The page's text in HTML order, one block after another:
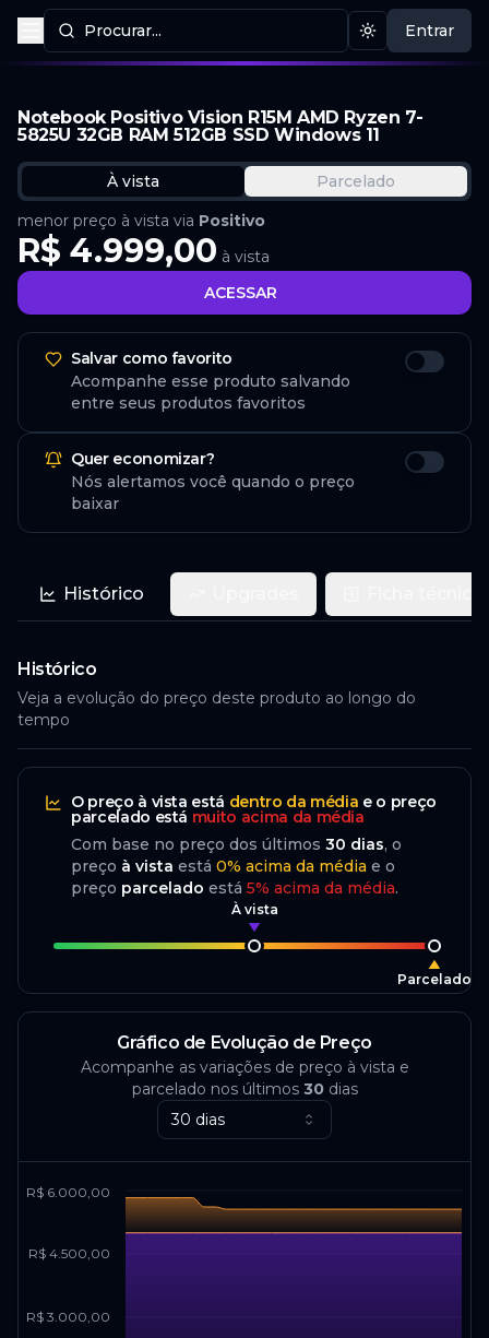
Procurar...
Procurar produtos Mudar tema
Entrar
Notebook Positivo Vision R15M AMD Ryzen 7-
5825U 32GB RAM 512GB SSD Windows 11
À vista
Parcelado
menor preço à vista via Positivo
R$ 4.999,00 à vista
ACESSAR
Salvar como favorito
Acompanhe esse produto salvando
entre seus produtos favoritos
Quer economizar?
Nós alertamos você quando o preço
baixar
Histórico
Histórico
Veja a evolução do preço deste produto ao longo do
tempo
O preço à vista está dentro da média e o preço
parcelado está muito acima da média
Com base no preço dos últimos 30 dias, o
preço à vista está 0% acima da média e o
preço parcelado está 5% acima da média.
À vista
Parcelado
Gráfico de Evolução de Preço
Acompanhe as variações de preço à vista e
parcelado nos últimos 30dias
30 dias
R$ 3.000,00
R$ 4.500,00
R$ 6.000,00